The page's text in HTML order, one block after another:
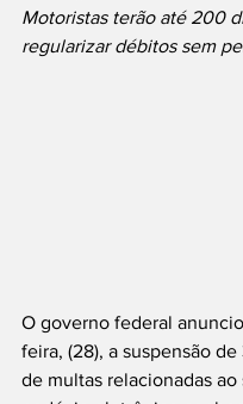
Motoristas terão até 200
regularizar débitos sem
O governo federal
feira, (28), a suspensão
de multas relacionadas ao